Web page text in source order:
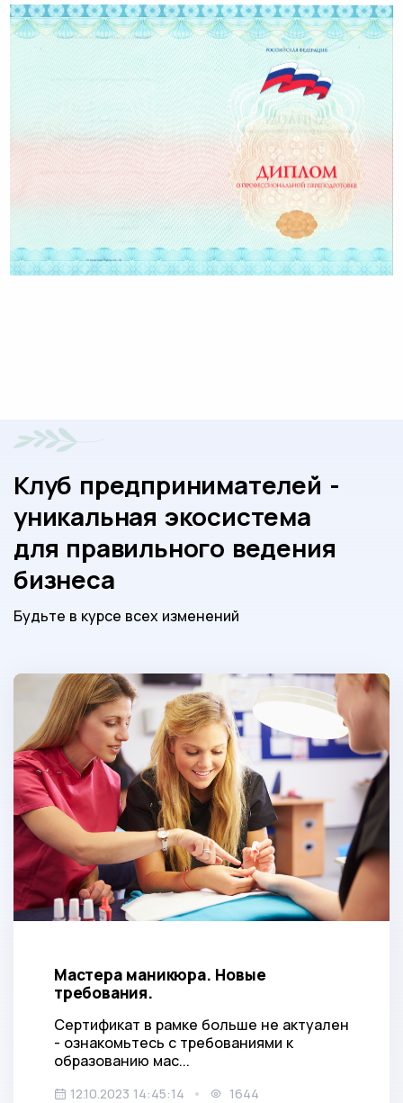
Клуб предпринимателей -
уникальная экосистема
для правильного ведения
бизнеса
Будьте в курсе всех изменений
Мастера маникюра. Новые
требования.
Сертификат в рамке больше не актуален
- ознакомьтесь с требованиями к
образованию мас...
12.10.2023 14:45:14 1644